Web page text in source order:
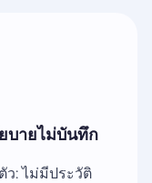
บายไม่บันทึก
ว: ไม่มีประวัติ